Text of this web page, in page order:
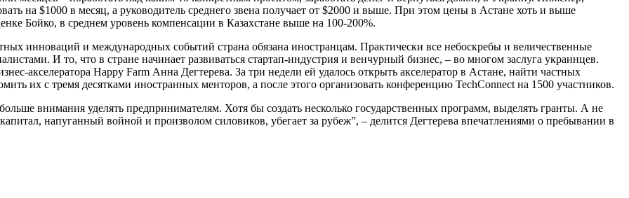
на $1000 в месяц, а руководитель среднего звена получает от $2000 и выше. При этом цены в Астане хоть и выше
Бойко, в среднем уровень компенсации в Казахстане выше на 100-200%.
инноваций и международных событий страна обязана иностранцам. Практически все небоскребы и величественные
И то, что в стране начинает развиваться стартап-индустрия и венчурный бизнес, – во многом заслуга украинцев.
акселератора Happy Farm Анна Дегтерева. За три недели ей удалось открыть акселератор в Астане, найти частных
их с тремя десятками иностранных менторов, а после этого организовать конференцию TechConnect на 1500 участников.
внимания уделять предпринимателям. Хотя бы создать несколько государственных программ, выделять гранты. А не
напуганный войной и произволом силовиков, убегает за рубеж”, – делится Дегтерева впечатлениями о пребывании в